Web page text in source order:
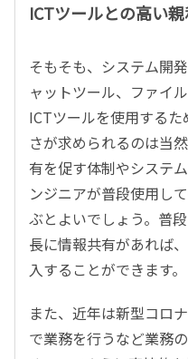
ICTツールとの高い
そもそも、システム開
ャットツール、ファイ
ICTツールを使用する
さが求められるのは当
有を促す体制やシステ
ンジニアが普段使用し
ぶとよいでしょう。普
長に情報共有があれば
入することができます。
また、近年は新型コロ
で業務を行うなど業務